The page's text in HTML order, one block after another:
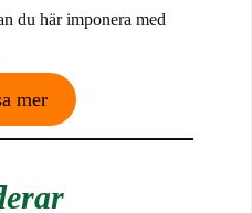
du här imponera med
mer